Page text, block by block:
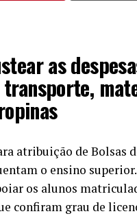
as
atribuição de Bolsas
o ensino superior.
os alunos
confiram grau de